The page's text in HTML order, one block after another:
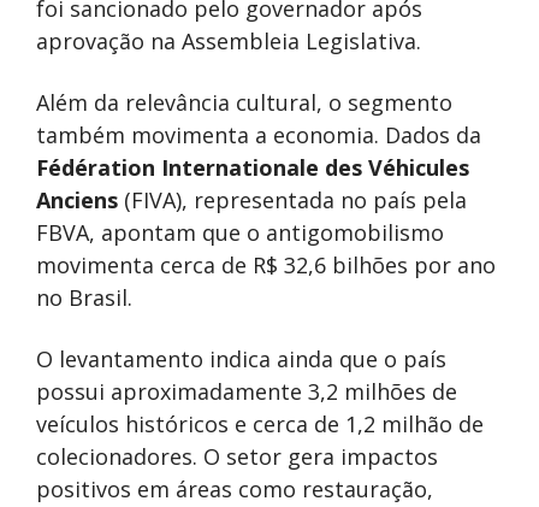
foi sancionado pelo governador após
aprovação na Assembleia Legislativa.
Além da relevância cultural, o segmento
também movimenta a economia. Dados da
Fédération Internationale des Véhicules
Anciens (FIVA), representada no país pela
FBVA, apontam que o antigomobilismo
movimenta cerca de R$ 32,6 bilhões por ano
no Brasil.
O levantamento indica ainda que o país
possui aproximadamente 3,2 milhões de
veículos históricos e cerca de 1,2 milhão de
colecionadores. O setor gera impactos
positivos em áreas como restauração,